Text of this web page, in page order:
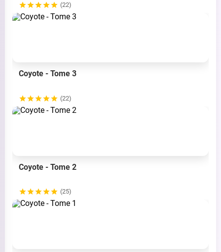
(22)
Coyote - Tome 3
(22)
Coyote - Tome 2
(25)